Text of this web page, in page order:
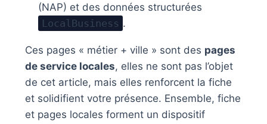
(NAP) et des données structurées
LocalBusiness .
Ces pages « métier + ville » sont des pages
de service locales, elles ne sont pas l’objet
de cet article, mais elles renforcent la fiche
et solidifient votre présence. Ensemble, fiche
et pages locales forment un dispositif